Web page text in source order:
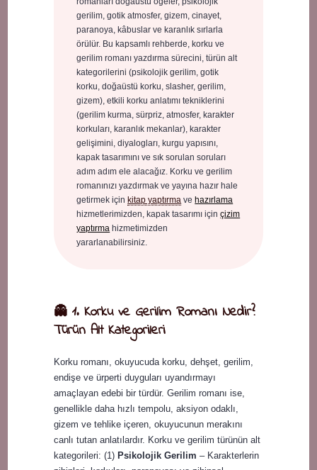
gerilim, gotik atmosfer, gizem, cinayet,
paranoya, kâbuslar ve karanlık sırlarla
örülür. Bu kapsamlı rehberde, korku ve
gerilim romanı yazdırma sürecini, türün alt
kategorilerini (psikolojik gerilim, gotik
korku, doğaüstü korku, slasher, gerilim,
gizem), etkili korku anlatımı tekniklerini
(gerilim kurma, sürpriz, atmosfer, karakter
korkuları, karanlık mekanlar), karakter
gelişimini, diyalogları, kurgu yapısını,
kapak tasarımını ve sık sorulan soruları
adım adım ele alacağız. Korku ve gerilim
romanınızı yazdırmak ve yayına hazır hale
getirmek içinkitap yaptırma vehazırlama
hizmetlerimizden, kapak tasarımı içinçizim
yaptırma hizmetimizden
yararlanabilirsiniz.
👻 1. Korku ve Gerilim Romanı Nedir?
Türün Alt Kategorileri
Korku romanı, okuyucuda korku, dehşet, gerilim,
endişe ve ürperti duyguları uyandırmayı
amaçlayan edebi bir türdür. Gerilim romanı ise,
genellikle daha hızlı tempolu, aksiyon odaklı,
gizem ve tehlike içeren, okuyucunun merakını
canlı tutan anlatılardır. Korku ve gerilim türünün alt
kategorileri: (1)Psikolojik Gerilim – Karakterlerin